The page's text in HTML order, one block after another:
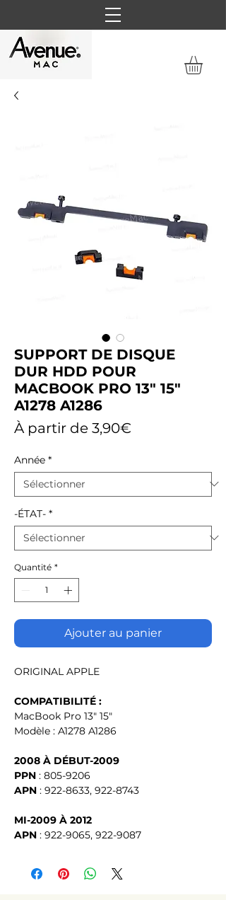
SUPPORT DE DISQUE
DUR HDD POUR
MACBOOK PRO 13" 15"
A1278 A1286
À partir de 3,90€
Année *
-ÉTAT- *
Quantité *
Ajouter au panier
ORIGINAL APPLE
COMPATIBILITÉ :
MacBook Pro 13" 15"
Modèle : A1278 A1286
2008 À DÉBUT-2009
PPN : 805-9206
APN : 922-8633, 922-8743
MI-2009 À 2012
APN : 922-9065, 922-9087